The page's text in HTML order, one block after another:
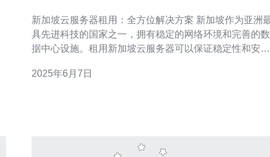
新加坡云服务器租用：全方位解决方案 新加坡作为亚洲最
具先进科技的国家之一，拥有稳定的网络环境和完善的数
据中心设施。租用新加坡云服务器可以保证稳定性和安全
拥有高速稳定的网络连接，还具备强大的计算能力和灵活
2025年6月7日